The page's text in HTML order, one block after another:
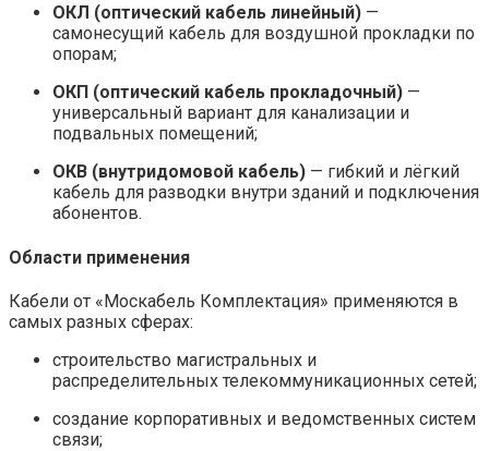
ОКЛ (оптический кабель линейный) —
самонесущий кабель для воздушной прокладки по
опорам;
ОКП (оптический кабель прокладочный) —
универсальный вариант для канализации и
подвальных помещений;
ОКВ (внутридомовой кабель) — гибкий и лёгкий
кабель для разводки внутри зданий и подключения
абонентов.
Области применения
Кабели от «Москабель Комплектация» применяются в
самых разных сферах:
строительство магистральных и
распределительных телекоммуникационных сетей;
создание корпоративных и ведомственных систем
связи;